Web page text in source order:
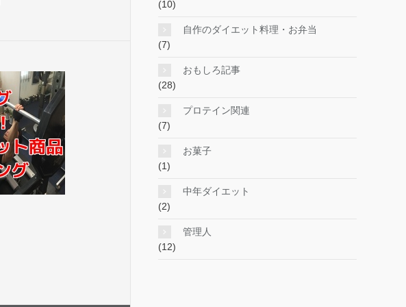
(10)
自作のダイエット料理・お弁当
(7)
おもしろ記事
(28)
プロテイン関連
(7)
お菓子
(1)
中年ダイエット
(2)
管理人
(12)